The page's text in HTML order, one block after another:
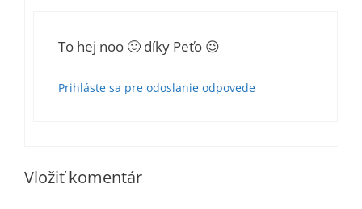
To hej noo 🙂 díky Peťo 😉
Prihláste sa pre odoslanie odpovede
Vložiť komentár